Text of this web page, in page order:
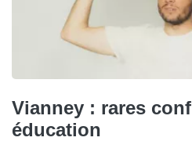
Vianney : rares
éducation